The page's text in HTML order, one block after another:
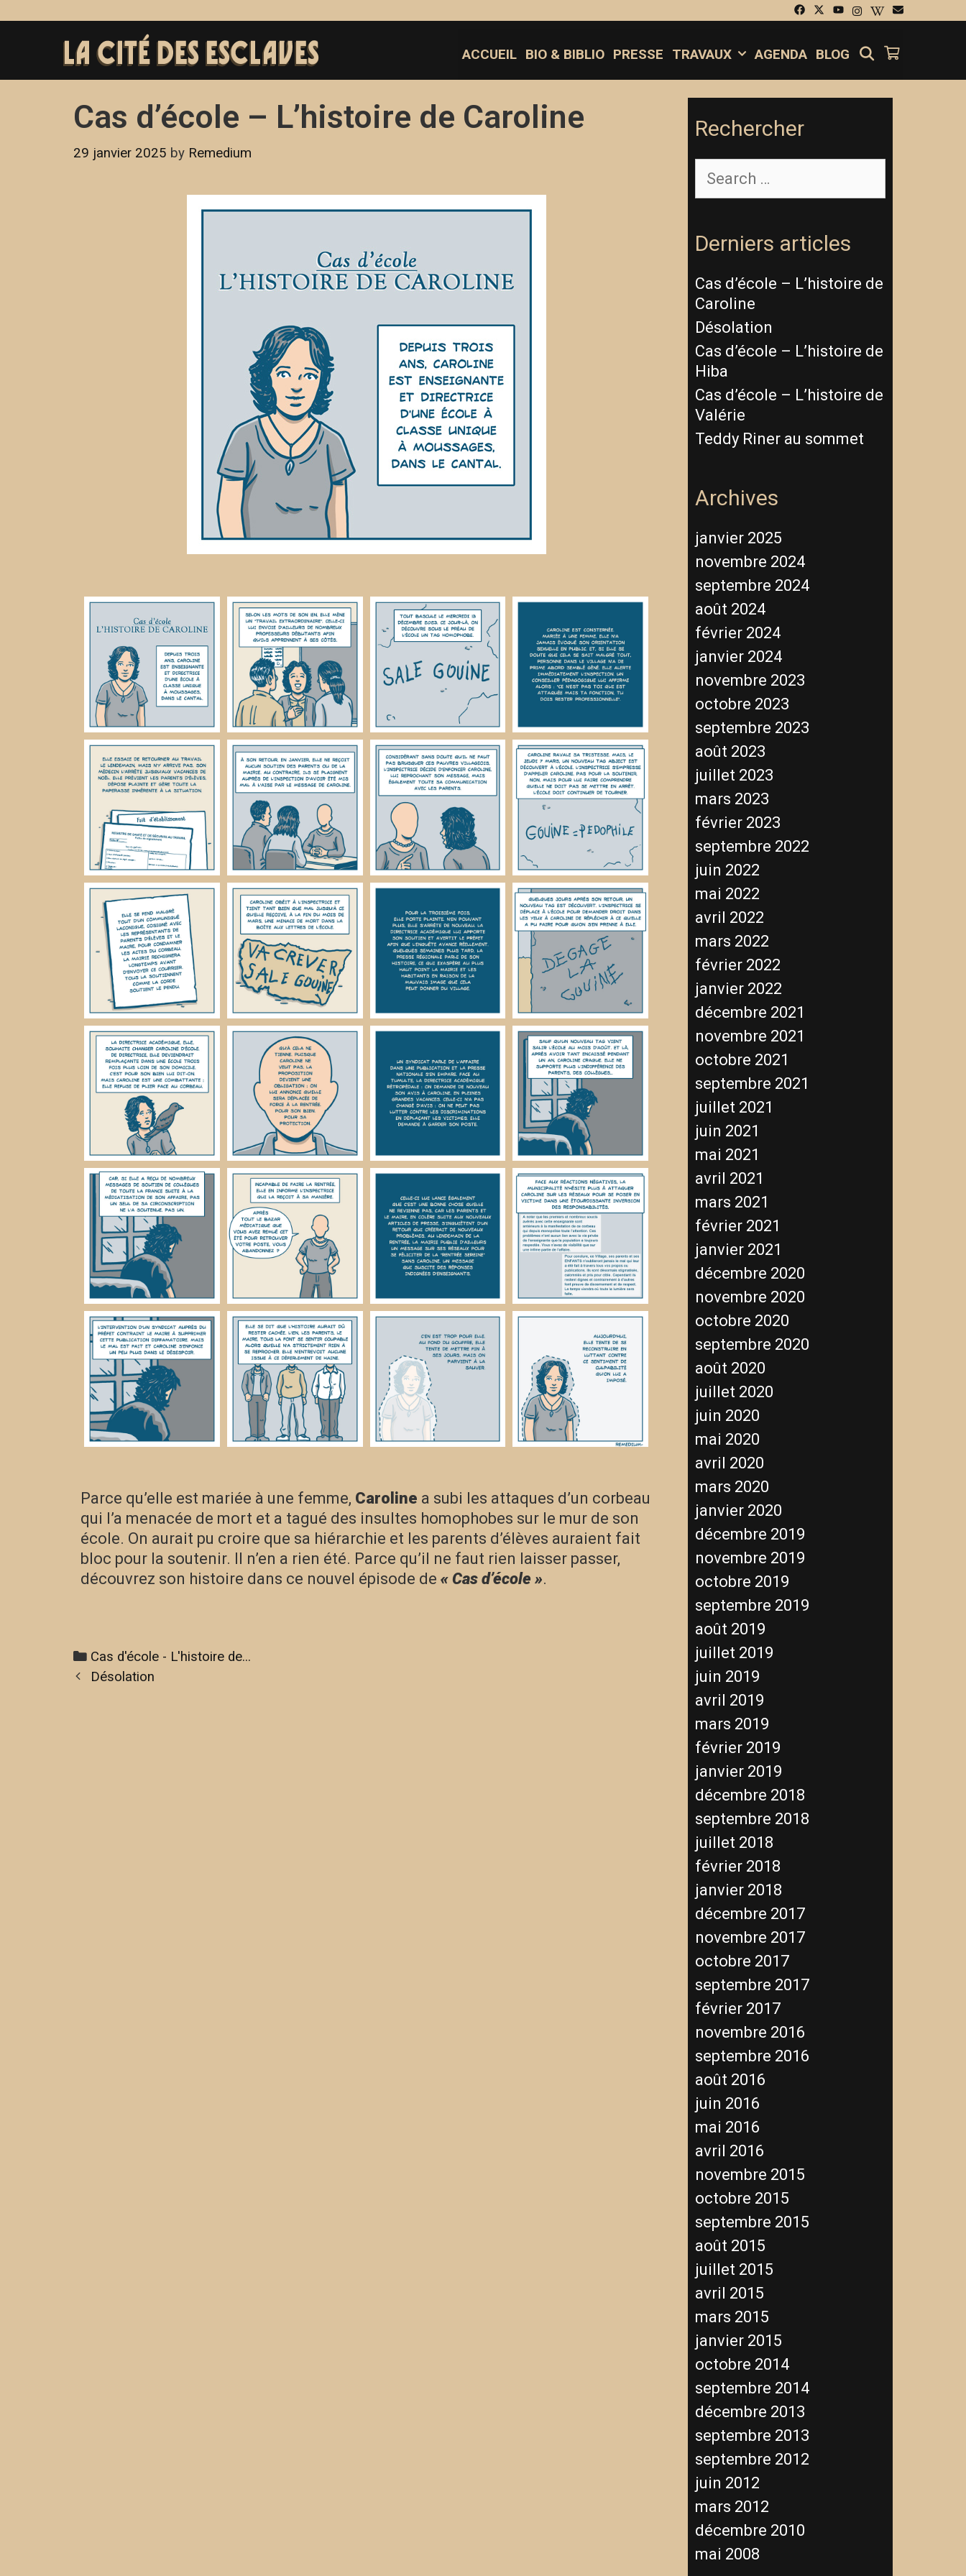
ACCUEIL BIO & BIBLIO PRESSE TRAVAUX AGENDA BLOG SEARCH
Cas d’école – L’histoire de Caroline
29 janvier 2025 by Remedium
Parce qu’elle est mariée à une femme, Caroline a subi les attaques d’un corbeau
qui l’a menacée de mort et a tagué des insultes homophobes sur le mur de son
école. On aurait pu croire que sa hiérarchie et les parents d’élèves auraient fait
bloc pour la soutenir. Il n’en a rien été. Parce qu’il ne faut rien laisser passer,
découvrez son histoire dans ce nouvel épisode de « Cas d’école ».
Cas d'école - L'histoire de...
Désolation
Rechercher
Derniers articles
Cas d’école – L’histoire de
Caroline
Désolation
Cas d’école – L’histoire de
Hiba
Cas d’école – L’histoire de
Valérie
Teddy Riner au sommet
Archives
janvier 2025
novembre 2024
septembre 2024
août 2024
février 2024
janvier 2024
novembre 2023
octobre 2023
septembre 2023
août 2023
juillet 2023
mars 2023
février 2023
septembre 2022
juin 2022
mai 2022
avril 2022
mars 2022
février 2022
janvier 2022
décembre 2021
novembre 2021
octobre 2021
septembre 2021
juillet 2021
juin 2021
mai 2021
avril 2021
mars 2021
février 2021
janvier 2021
décembre 2020
novembre 2020
octobre 2020
septembre 2020
août 2020
juillet 2020
juin 2020
mai 2020
avril 2020
mars 2020
janvier 2020
décembre 2019
novembre 2019
octobre 2019
septembre 2019
août 2019
juillet 2019
juin 2019
avril 2019
mars 2019
février 2019
janvier 2019
décembre 2018
septembre 2018
juillet 2018
février 2018
janvier 2018
décembre 2017
novembre 2017
octobre 2017
septembre 2017
février 2017
novembre 2016
septembre 2016
août 2016
juin 2016
mai 2016
avril 2016
novembre 2015
octobre 2015
septembre 2015
août 2015
juillet 2015
avril 2015
mars 2015
janvier 2015
octobre 2014
septembre 2014
décembre 2013
septembre 2013
septembre 2012
juin 2012
mars 2012
décembre 2010
mai 2008